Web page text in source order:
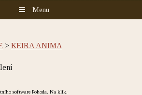
Menu
> KEIRA ANIMA
software Pohoda. Na klik.